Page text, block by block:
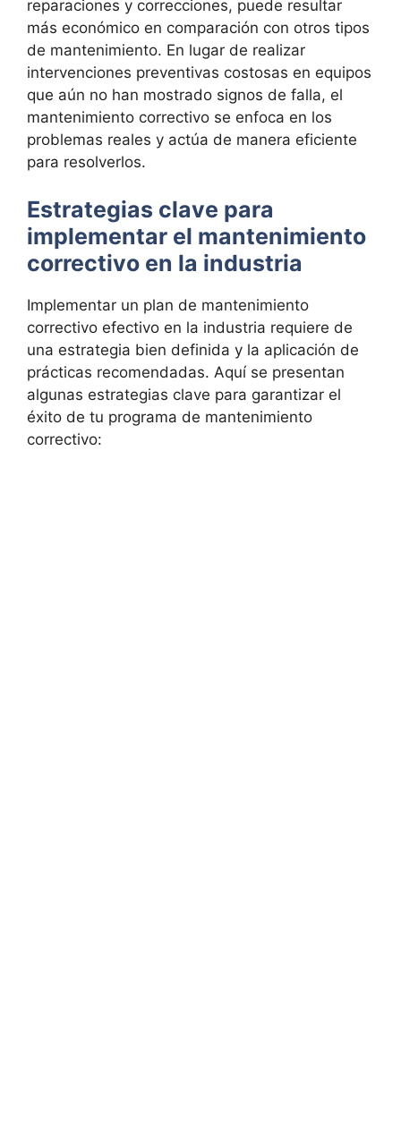
reparaciones y correcciones, puede resultar
más económico en comparación con otros tipos
de mantenimiento. En lugar de realizar
intervenciones preventivas costosas en equipos
que aún no han mostrado signos de falla, el
mantenimiento correctivo se enfoca en los
problemas reales y actúa de manera eficiente
para resolverlos.
Estrategias clave para
implementar el mantenimiento
correctivo en la industria
Implementar un plan de mantenimiento
correctivo efectivo en la industria requiere de
una estrategia bien definida y la aplicación de
prácticas recomendadas. Aquí se presentan
algunas estrategias clave para garantizar el
éxito de tu programa de mantenimiento
correctivo: